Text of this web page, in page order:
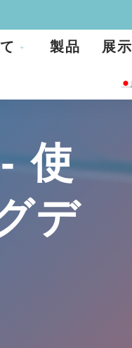
製品 展示
使
デ